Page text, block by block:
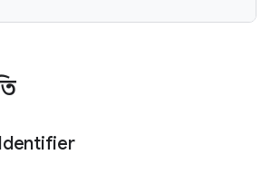
Identifier